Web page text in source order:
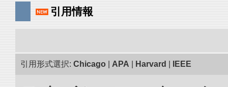
引用情報
引用形式選択: Chicago APA Harvard IEEE